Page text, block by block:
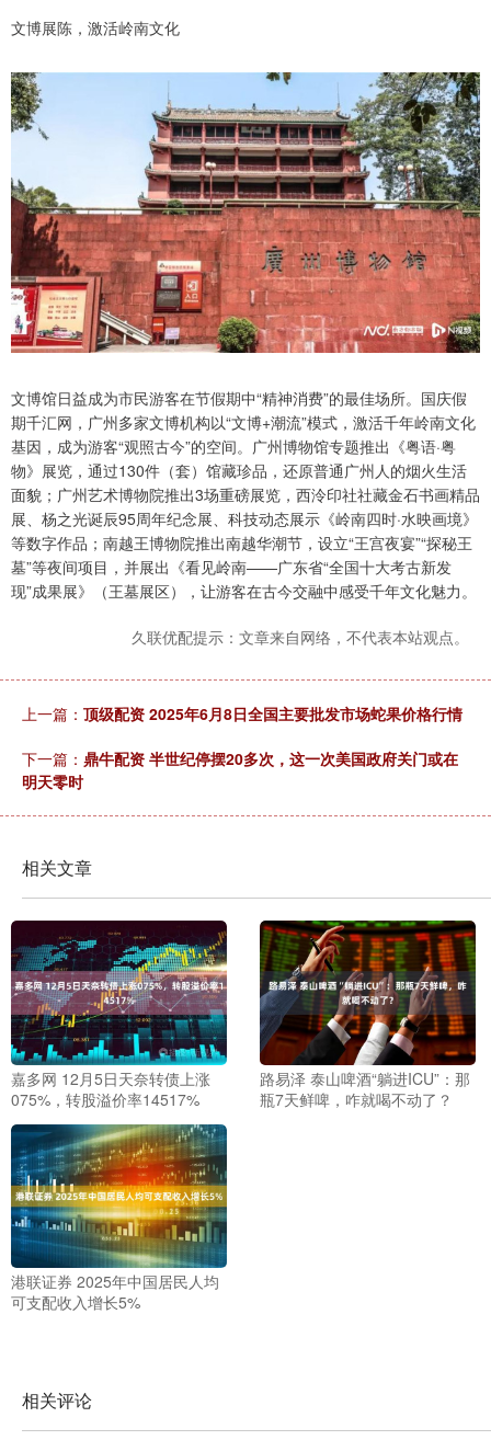
文博展陈，激活岭南文化
文博馆日益成为市民游客在节假期中“精神消费”的最佳场所。国庆假
期千汇网，广州多家文博机构以“文博+潮流”模式，激活千年岭南文化
基因，成为游客“观照古今”的空间。广州博物馆专题推出《粤语·粤
物》展览，通过130件（套）馆藏珍品，还原普通广州人的烟火生活
面貌；广州艺术博物院推出3场重磅展览，西泠印社社藏金石书画精品
展、杨之光诞辰95周年纪念展、科技动态展示《岭南四时·水映画境》
等数字作品；南越王博物院推出南越华潮节，设立“王宫夜宴”“探秘王
墓”等夜间项目，并展出《看见岭南——广东省“全国十大考古新发
现”成果展》（王墓展区），让游客在古今交融中感受千年文化魅力。
久联优配提示：文章来自网络，不代表本站观点。
上一篇： 顶级配资 2025年6月8日全国主要批发市场蛇果价格行情
下一篇： 鼎牛配资 半世纪停摆20多次，这一次美国政府关门或在
明天零时
相关文章
嘉多网 12月5日天奈转债上涨
075%，转股溢价率14517%
路易泽 泰山啤酒“躺进ICU”：那
瓶7天鲜啤，咋就喝不动了？
港联证券 2025年中国居民人均
可支配收入增长5%
相关评论